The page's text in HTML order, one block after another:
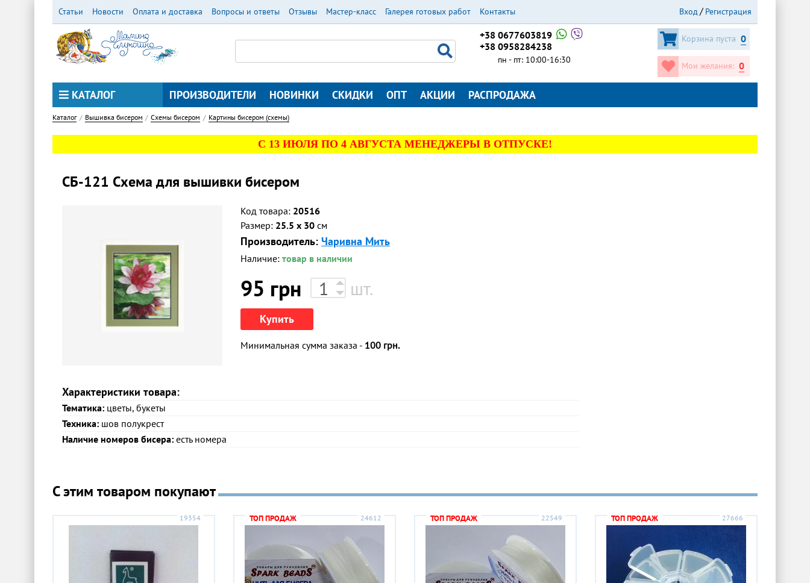
Статьи Новости Оплата и доставка Вопросы и ответы Отзывы Мастер-класс Галерея готовых работ Контакты Вход Регистрация
+38 0677603819
+38 0958284238
пн - пт: 10:00-16:30
Корзина пуста 0
Мои желания: 0
КАТАЛОГ ПРОИЗВОДИТЕЛИ НОВИНКИ СКИДКИ ОПТ АКЦИИ РАСПРОДАЖА
Каталог Вышивка бисером Схемы бисером Картины бисером (схемы)
С 13 ИЮЛЯ ПО 4 АВГУСТА МЕНЕДЖЕРЫ В ОТПУСКЕ!
СБ-121 Схема для вышивки бисером
Код товара: 20516
Размер: 25.5 x 30см
Производитель: Чаривна Мить
Наличие: товар в наличии
95 грн шт.
Купить
Минимальная сумма заказа - 100 грн.
Характеристики товара:
Тематика: цветы, букеты
Техника: шов полукрест
Наличие номеров бисера: есть номера
С этим товаром покупают
19354 ТОП ПРОДАЖ 24612 ТОП ПРОДАЖ 22549 ТОП ПРОДАЖ 27666